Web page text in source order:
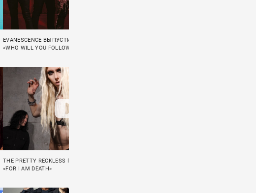
EVANESCENCE ВЫПУСТИЛИ КЛИП НА ПЕСНЮ
«WHO WILL YOU FOLLOW»
THE PRETTY RECKLESS ПРЕЗЕНТОВАЛИ СИНГЛ
«FOR I AM DEATH»